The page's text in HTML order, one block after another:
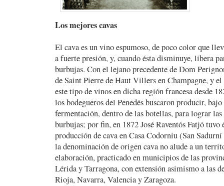
Los mejores cavas
El cava es un vino espumoso, de poco color que
a fuerte presión, y, cuando ésta disminuye, libera
burbujas. Con el lejano precedente de Dom
de Saint Pierre de Haut Villers en Champagne, y
este tipo de vinos en dicha región francesa desde
los bodegueros del Penedés buscaron producir,
fermentación, dentro de las botellas, para lograr las
burbujas; por fin, en 1872 José Raventós Fatjó
producción de cava en Casa Codorniu (San
la denominación de origen cava no alude a un
elaboración, practicado en municipios de las
Lérida y Tarragona, con extensión asimismo a las
Rioja, Navarra, Valencia y Zaragoza.